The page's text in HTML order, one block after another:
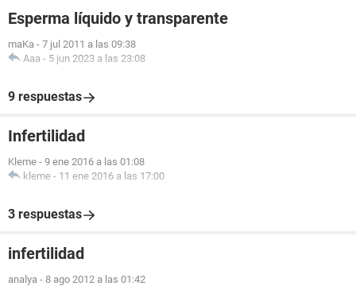
Esperma líquido y transparente
maKa - 7 jul 2011 a las 09:38
Aaa - 5 jun 2023 a las 23:08
9 respuestas
Infertilidad
Kleme - 9 ene 2016 a las 01:08
kleme - 11 ene 2016 a las 17:00
3 respuestas
infertilidad
analya - 8 ago 2012 a las 01:42